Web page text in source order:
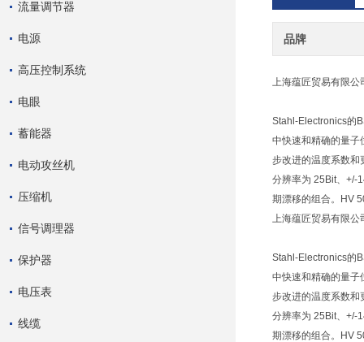
流量调节器
电源
高压控制系统
电眼
蓄能器
电动攻丝机
压缩机
信号调理器
保护器
电压表
线缆
品牌
上海蕴匠贸易有限公
Stahl-Electronics的
中快速和精确的量子
步改进的温度系数和
分辨率为 25Bit、+/-
期漂移的组合。HV
上海蕴匠贸易有限公
Stahl-Electronics的
中快速和精确的量子
步改进的温度系数和
分辨率为 25Bit、+/-
期漂移的组合。HV